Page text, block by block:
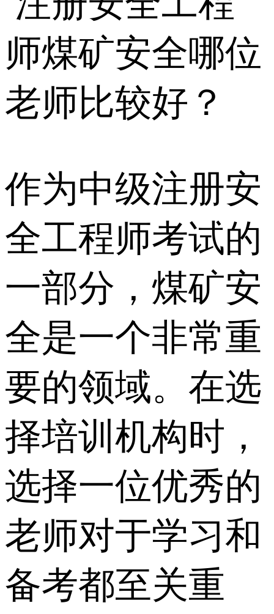
作为中级注册安
全工程师考试的
一部分，煤矿安
全是一个非常重
要的领域。在选
择培训机构时，
选择一位优秀的
老师对于学习和
备考都至关重